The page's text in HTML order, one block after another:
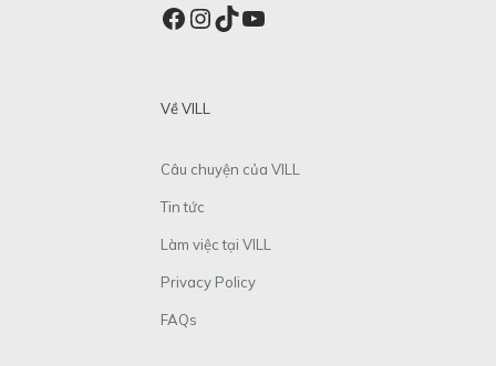
Facebook
Instagram
TikTok
YouTube
Về VILL
Câu chuyện của VILL
Tin tức
Làm việc tại VILL
Privacy Policy
FAQs